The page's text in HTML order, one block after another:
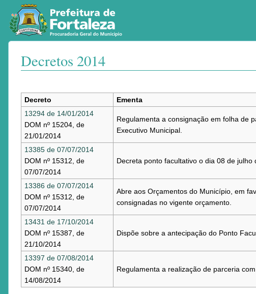
Decretos 2014
Ir para:navegação,pesquisa
Decreto
Ementa
13294 de 14/01/2014
DOM nº 15204, de
21/01/2014
Regulamenta a consignação em folha de
Executivo Municipal.
13385 de 07/07/2014
DOM nº 15312, de
07/07/2014
Decreta ponto facultativo o dia 08 de
13386 de 07/07/2014
DOM nº 15312, de
07/07/2014
Abre aos Orçamentos do Município, em
consignadas no vigente orçamento.
13431 de 17/10/2014
DOM nº 15387, de
21/10/2014
Dispõe sobre a antecipação do Ponto
13397 de 07/08/2014
DOM nº 15340, de
14/08/2014
Regulamenta a realização de parceria